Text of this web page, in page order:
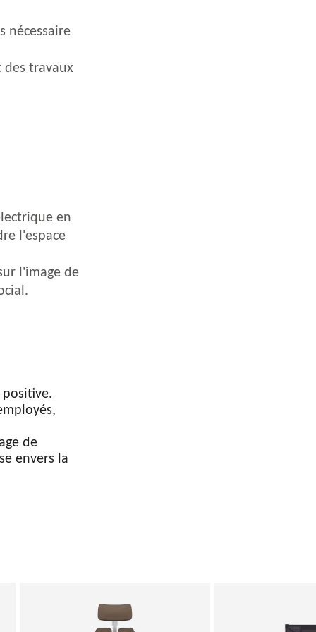
nécessaire
travaux
en
l'espace
l'image de
de
envers la